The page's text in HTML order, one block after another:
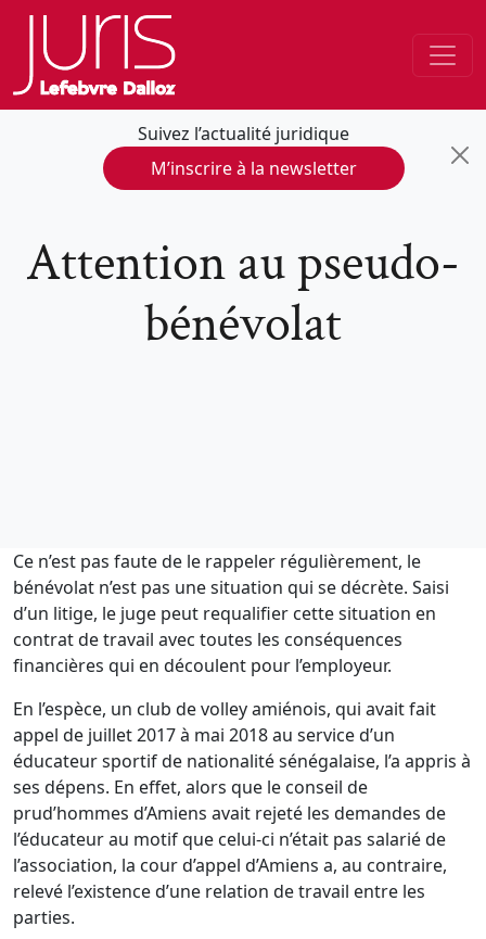
Suivez l’actualité juridique
M’inscrire à la newsletter
Attention au pseudo-
bénévolat
Ce n’est pas faute de le rappeler régulièrement, le
bénévolat n’est pas une situation qui se décrète. Saisi
d’un litige, le juge peut requalifier cette situation en
contrat de travail avec toutes les conséquences
financières qui en découlent pour l’employeur.
En l’espèce, un club de volley amiénois, qui avait fait
appel de juillet 2017 à mai 2018 au service d’un
éducateur sportif de nationalité sénégalaise, l’a appris à
ses dépens. En effet, alors que le conseil de
prud’hommes d’Amiens avait rejeté les demandes de
l’éducateur au motif que celui-ci n’était pas salarié de
l’association, la cour d’appel d’Amiens a, au contraire,
relevé l’existence d’une relation de travail entre les
parties.